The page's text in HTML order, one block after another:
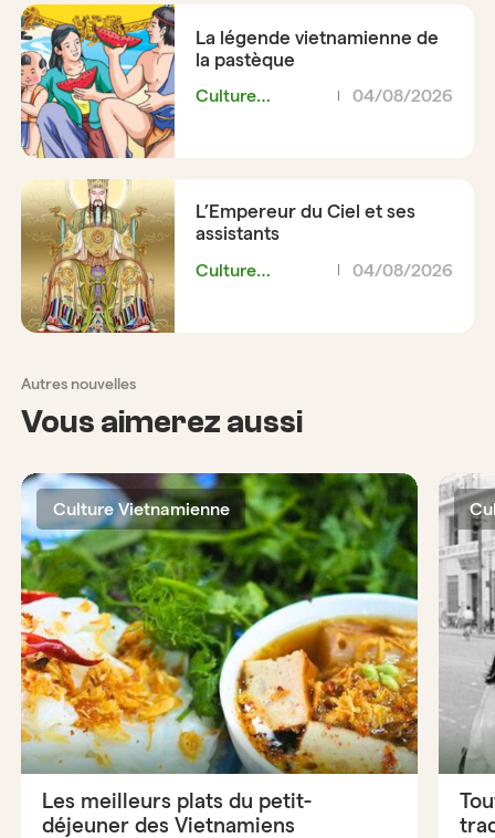
La légende vietnamienne de
la pastèque
Culture
04/08/2026
L’Empereur du Ciel et ses
assistants
Culture
04/08/2026
Autres nouvelles
Vous aimerez aussi
Culture Vietnamienne
Les meilleurs plats du petit-
déjeuner des Vietnamiens